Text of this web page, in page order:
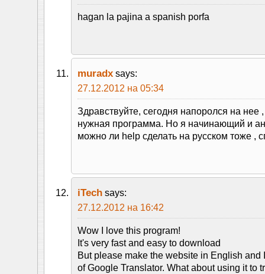
hagan la pajina a spanish porfa
muradx says:
27.12.2012 на 05:34
Здравствуйте, сегодня напоролся на нее
нужная программа. Но я начинающий и
можно ли help сделать на русском тоже ,
iTech says:
27.12.2012 на 16:42
Wow I love this program!
It's very fast and easy to download
But please make the website in English and
of Google Translator. What about using it to